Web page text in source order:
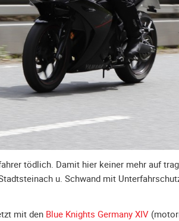
tödlich. Damit hier keiner mehr auf
u. Schwand mit
mit den Blue Knights Germany XIV